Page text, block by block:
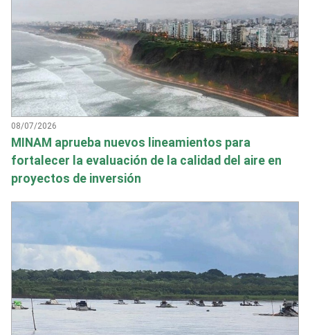
08/07/2026
MINAM aprueba nuevos lineamientos para
fortalecer la evaluación de la calidad del aire en
proyectos de inversión